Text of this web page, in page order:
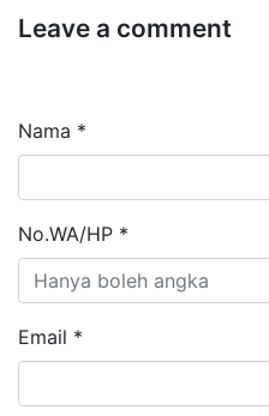
Leave a comment
Nama *
No.WA/HP *
Email *